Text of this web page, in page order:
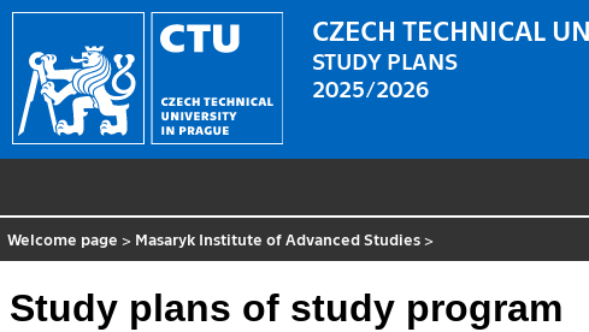
CZECH TECHNICAL
STUDY PLANS
2025/2026
Welcome page > Masaryk Institute of Advanced Studies >
Study plans of study program